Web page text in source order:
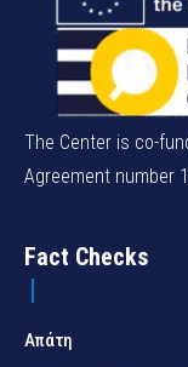
The Center is co-
Agreement number
Fact Checks
Απάτη